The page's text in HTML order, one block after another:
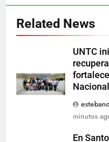
Related News
UNTC
Nacional
minutos
En